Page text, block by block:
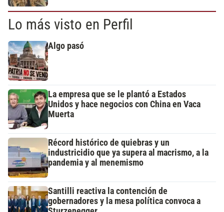
Lo más visto en Perfil
Algo pasó
La empresa que se le plantó a Estados
Unidos y hace negocios con China en Vaca
Muerta
Récord histórico de quiebras y un
industricidio que ya supera al macrismo, a la
pandemia y al menemismo
Santilli reactiva la contención de
gobernadores y la mesa política convoca a